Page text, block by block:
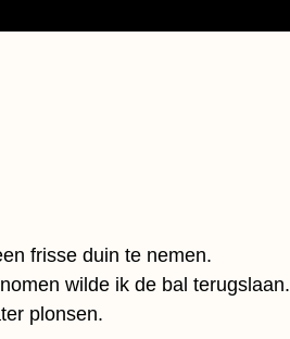
frisse duin te nemen.
wilde ik de bal terugslaan.
plonsen.